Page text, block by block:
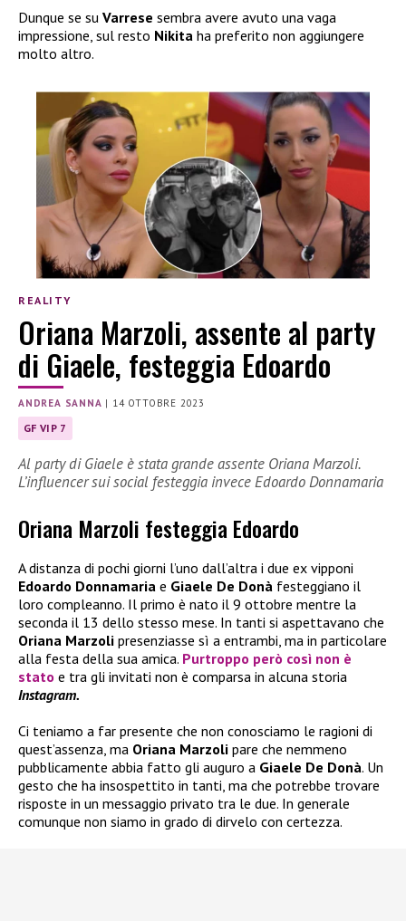
Dunque se su Varrese sembra avere avuto una vaga
impressione, sul resto Nikita ha preferito non aggiungere
molto altro.
REALITY
Oriana Marzoli, assente al party
di Giaele, festeggia Edoardo
ANDREA SANNA | 14 OTTOBRE 2023
GF VIP 7
Al party di Giaele è stata grande assente Oriana Marzoli.
L’influencer sui social festeggia invece Edoardo Donnamaria
Oriana Marzoli festeggia Edoardo
A distanza di pochi giorni l’uno dall’altra i due ex vipponi
Edoardo Donnamaria e Giaele De Donà festeggiano il
loro compleanno. Il primo è nato il 9 ottobre mentre la
seconda il 13 dello stesso mese. In tanti si aspettavano che
Oriana Marzoli presenziasse sì a entrambi, ma in particolare
alla festa della sua amica. Purtroppo però così non è
stato e tra gli invitati non è comparsa in alcuna storia
Instagram.
Ci teniamo a far presente che non conosciamo le ragioni di
quest’assenza, ma Oriana Marzoli pare che nemmeno
pubblicamente abbia fatto gli auguro a Giaele De Donà. Un
gesto che ha insospettito in tanti, ma che potrebbe trovare
risposte in un messaggio privato tra le due. In generale
comunque non siamo in grado di dirvelo con certezza.